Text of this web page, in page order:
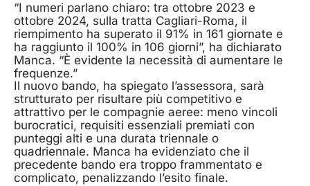
“I numeri parlano chiaro: tra ottobre 2023 e
ottobre 2024, sulla tratta Cagliari-Roma, il
riempimento ha superato il 91% in 161 giornate e
ha raggiunto il 100% in 106 giorni”, ha dichiarato
Manca. “È evidente la necessità di aumentare le
frequenze.”
Il nuovo bando, ha spiegato l’assessora, sarà
strutturato per risultare più competitivo e
attrattivo per le compagnie aeree: meno vincoli
burocratici, requisiti essenziali premiati con
punteggi alti e una durata triennale o
quadriennale. Manca ha evidenziato che il
precedente bando era troppo frammentato e
complicato, penalizzando l’esito finale.